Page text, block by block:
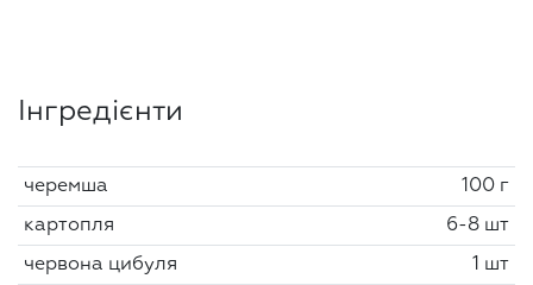
Інгредієнти
черемша 100 г
картопля 6-8 шт
червона цибуля 1 шт